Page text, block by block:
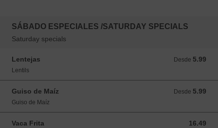
SÁBADO ESPECIALES /SATURDAY SPECIALS
Saturday specials
Lentejas Desde 5.99
Desde 5.99 USD
Lentils
Guiso de Maíz Desde 5.99
Desde 5.99 USD
Guiso de Maíz
Vaca Frita 16.49
16.49 USD